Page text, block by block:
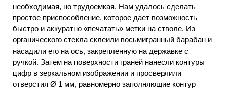
необходимая, но трудоемкая. Нам удалось сделать
простое приспособление, которое дает возможность
быстро и аккуратно «печатать» метки на стволе. Из
органического стекла склеили восьмигранный барабан и
насадили его на ось, закрепленную на державке с
ручкой. Затем на поверхности граней нанесли контуры
цифр в зеркальном изображении и просверлили
отверстия Ø 1 мм, равномерно заполняющие контур